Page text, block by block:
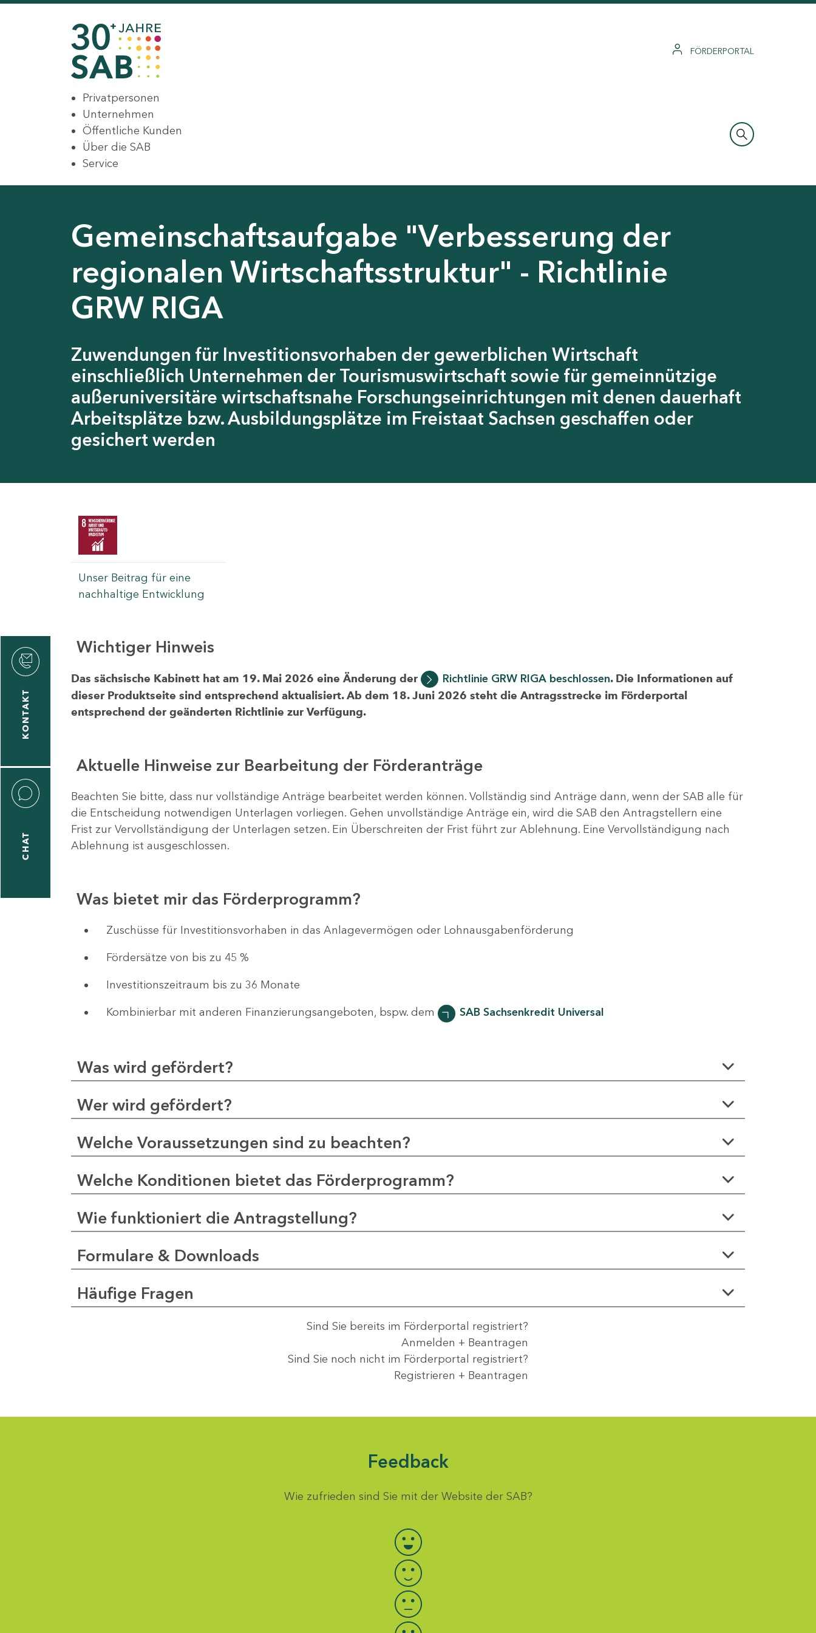
FÖRDERPORTAL
Privatpersonen
Unternehmen
Öffentliche Kunden
Über die SAB
Service
Gemeinschaftsaufgabe "Verbesserung der
regionalen Wirtschaftsstruktur" - Richtlinie
GRW RIGA
Zuwendungen für Investitionsvorhaben der gewerblichen Wirtschaft
einschließlich Unternehmen der Tourismuswirtschaft sowie für gemeinnützige
außeruniversitäre wirtschaftsnahe Forschungseinrichtungen mit denen dauerhaft
Arbeitsplätze bzw. Ausbildungsplätze im Freistaat Sachsen geschaffen oder
gesichert werden
Unser Beitrag für eine
nachhaltige Entwicklung
KONTAKT
CHAT
Wichtiger Hinweis
Das sächsische Kabinett hat am 19. Mai 2026 eine Änderung der Richtlinie GRW RIGA beschlossen. Die Informationen auf
dieser Produktseite sind entsprechend aktualisiert. Ab dem 18. Juni 2026 steht die Antragsstrecke im Förderportal
entsprechend der geänderten Richtlinie zur Verfügung.
Aktuelle Hinweise zur Bearbeitung der Förderanträge
Beachten Sie bitte, dass nur vollständige Anträge bearbeitet werden können. Vollständig sind Anträge dann, wenn der SAB alle für
die Entscheidung notwendigen Unterlagen vorliegen. Gehen unvollständige Anträge ein, wird die SAB den Antragstellern eine
Frist zur Vervollständigung der Unterlagen setzen. Ein Überschreiten der Frist führt zur Ablehnung. Eine Vervollständigung nach
Ablehnung ist ausgeschlossen.
Was bietet mir das Förderprogramm?
​​​​​​Zuschüsse für Investitionsvorhaben in das Anlagevermögen oder Lohnausgabenförderung
Fördersätze von bis zu 45 %
Investitionszeitraum bis zu 36 Monate
Kombinierbar mit anderen Finanzierungsangeboten, bspw. dem SAB Sachsenkredit Universal
Was wird gefördert?
Wer wird gefördert?
Welche Voraussetzungen sind zu beachten?
Welche Konditionen bietet das Förderprogramm?
Wie funktioniert die Antragstellung?
Formulare & Downloads
Häufige Fragen
Sind Sie bereits im Förderportal registriert?
Anmelden + Beantragen
Sind Sie noch nicht im Förderportal registriert?
Registrieren + Beantragen
Feedback
Wie zufrieden sind Sie mit der Website der SAB?
Bewertung auswählen